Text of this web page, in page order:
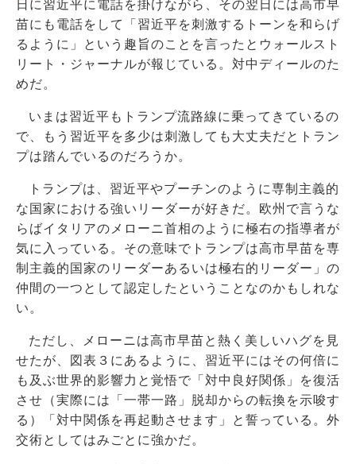
日に習近平に電話を掛けながら、その翌日には高市早
苗にも電話をして「習近平を刺激するトーンを和らげ
るように」という趣旨のことを言ったとウォールスト
リート・ジャーナルが報じている。対中ディールのた
めだ。
いまは習近平もトランプ流路線に乗ってきているの
で、もう習近平を多少は刺激しても大丈夫だとトラン
プは踏んでいるのだろうか。
トランプは、習近平やプーチンのように専制主義的
な国家における強いリーダーが好きだ。欧州で言うな
らばイタリアのメローニ首相のように極右の指導者が
気に入っている。その意味でトランプは高市早苗を専
制主義的国家のリーダーあるいは極右的リーダー」の
仲間の一つとして認定したということなのかもしれな
い。
ただし、メローニは高市早苗と熱く美しいハグを見
せたが、図表３にあるように、習近平にはその何倍に
も及ぶ世界的影響力と覚悟で「対中良好関係」を復活
させ（実際には「一帯一路」脱却からの転換を示唆す
る）「対中関係を再起動させます」と誓っている。外
交術としてはみごとに強かだ。